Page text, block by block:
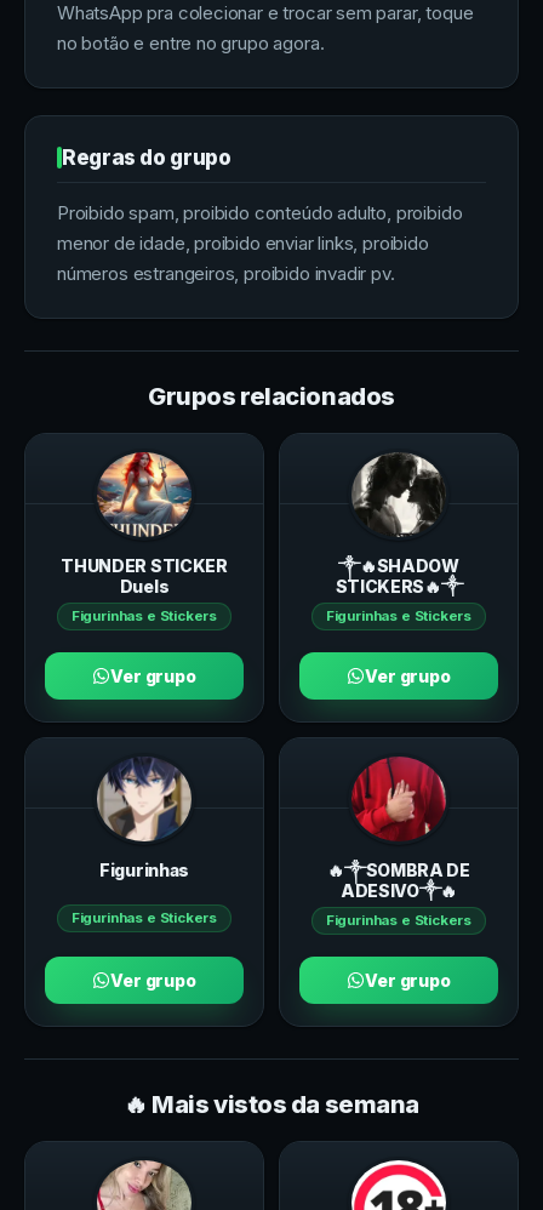
WhatsApp pra colecionar e trocar sem parar, toque
no botão e entre no grupo agora.
Regras do grupo
Proibido spam, proibido conteúdo adulto, proibido
menor de idade, proibido enviar links, proibido
números estrangeiros, proibido invadir pv.
Grupos relacionados
THUNDER STICKER
Duels
Figurinhas e Stickers
Ver grupo
༒🔥SHADOW
STICKERS🔥༒
Figurinhas e Stickers
Ver grupo
Figurinhas
Figurinhas e Stickers
Ver grupo
🔥༒SOMBRA DE
ADESIVO༒🔥
Figurinhas e Stickers
Ver grupo
🔥 Mais vistos da semana